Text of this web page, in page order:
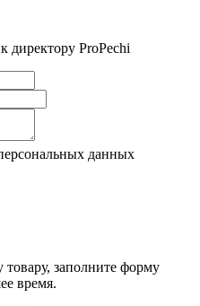
директору ProPechi
данных
товару, заполните форму
время.